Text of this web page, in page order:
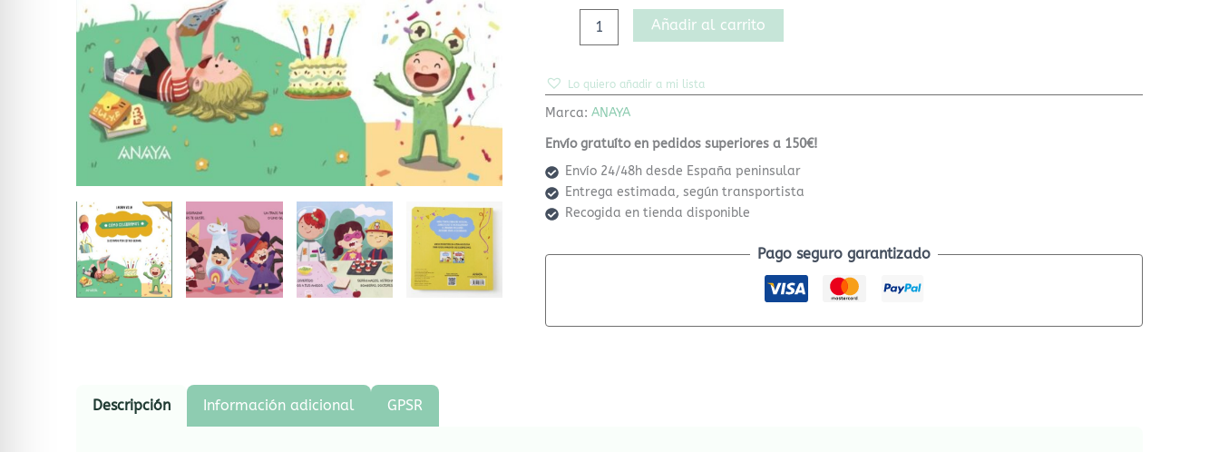
Añadir al carrito
Lo quiero añadir a mi lista
Marca:ANAYA
Envío gratuíto en pedidos superiores a 150€!
Envío 24/48h desde España peninsular
Entrega estimada, según transportista
Recogida en tienda disponible
Pago seguro garantizado
Descripción Información adicional GPSR